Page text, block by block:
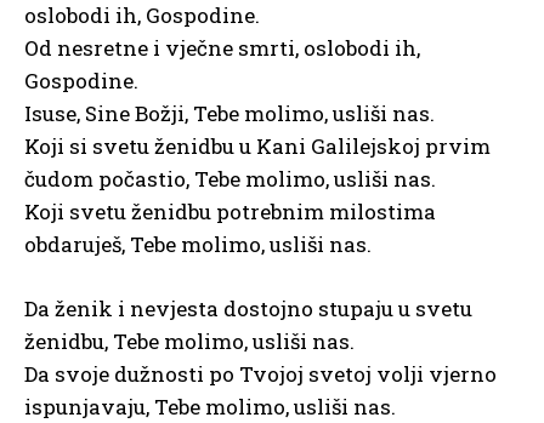
oslobodi ih, Gospodine.
Od nesretne i vječne smrti, oslobodi ih,
Gospodine.
Isuse, Sine Božji, Tebe molimo, usliši nas.
Koji si svetu ženidbu u Kani Galilejskoj prvim
čudom počastio, Tebe molimo, usliši nas.
Koji svetu ženidbu potrebnim milostima
obdaruješ, Tebe molimo, usliši nas.
Da ženik i nevjesta dostojno stupaju u svetu
ženidbu, Tebe molimo, usliši nas.
Da svoje dužnosti po Tvojoj svetoj volji vjerno
ispunjavaju, Tebe molimo, usliši nas.